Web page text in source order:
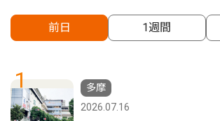
前日 1週間
1
多摩
2026.07.16